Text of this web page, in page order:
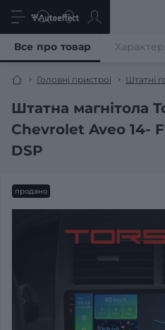
Головні пристрої Штатні
Штатна магнітола
Chevrolet Aveo 14-
DSP
Все про товар
продано